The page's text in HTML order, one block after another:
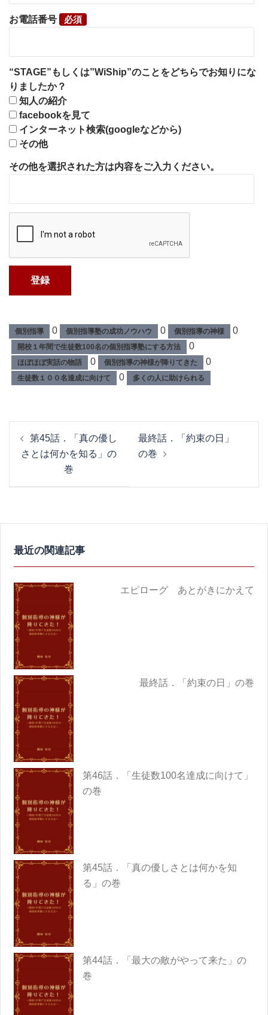
お電話番号
“STAGE”もしくは”WiShip”のことをどちらでお知りにな
りましたか？
知人の紹介
facebookを見て
インターネット検索(googleなどから)
その他
その他を選択された方は内容をご入力ください。
個別指導 0 個別指導塾の成功ノウハウ 0 個別指導の神様 0
開校１年間で生徒数100名の個別指導塾にする方法 0
ほぼほぼ実話の物語 0 個別指導の神様が降りてきた 0
生徒数１００名達成に向けて 0 多くの人に助けられる
稿
ナ
シ
ョ
ン
第45話．「真の優し
さとは何かを知る」の
巻
最終話．「約束の日」
の巻
エピローグ あとがきにかえて
最終話．「約束の日」の巻
第46話．「生徒数100名達成に向けて」
の巻
第45話．「真の優しさとは何かを知
る」の巻
第44話．「最大の敵がやって来た」の
巻